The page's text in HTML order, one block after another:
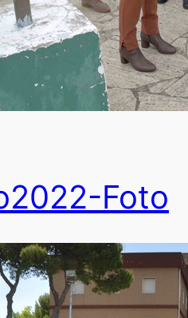
Foto